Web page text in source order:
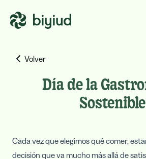
For people
For public
Volver
Día de la
Sostenible
Cada vez que elegimos qué comer,
decisión que va mucho más allá de